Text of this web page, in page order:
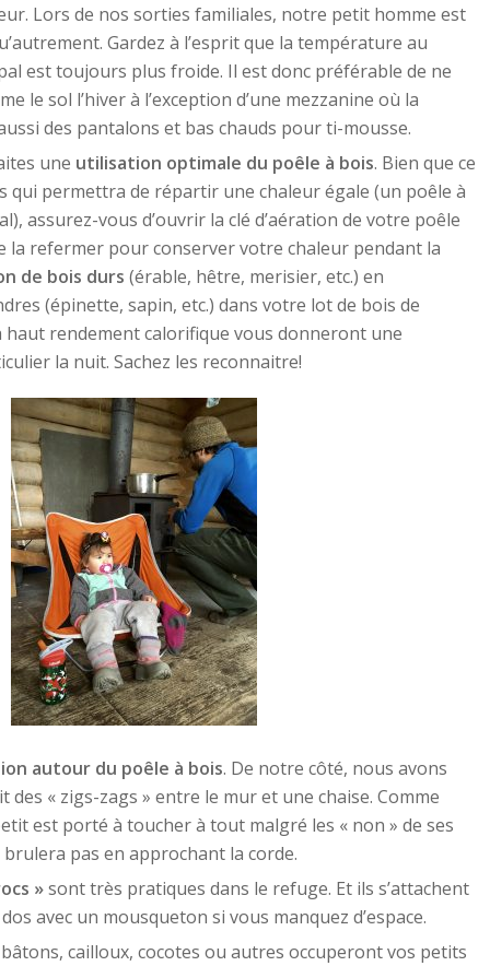
Lors de nos sorties familiales, notre petit homme est
Gardez à l’esprit que la température au
est toujours plus froide. Il est donc préférable de ne
le sol l’hiver à l’exception d’une mezzanine où la
des pantalons et bas chauds pour ti-mousse.
une utilisation optimale du poêle à bois. Bien que ce
qui permettra de répartir une chaleur égale (un poêle à
assurez-vous d’ouvrir la clé d’aération de votre poêle
refermer pour conserver votre chaleur pendant la
de bois durs (érable, hêtre, merisier, etc.) en
(épinette, sapin, etc.) dans votre lot de bois de
haut rendement calorifique vous donneront une
la nuit. Sachez les reconnaitre!
autour du poêle à bois. De notre côté, nous avons
« zigs-zags » entre le mur et une chaise. Comme
est porté à toucher à tout malgré les « non » de ses
pas en approchant la corde.
»sont très pratiques dans le refuge. Et ils s’attachent
avec un mousqueton si vous manquez d’espace.
cailloux, cocotes ou autres occuperont vos petits